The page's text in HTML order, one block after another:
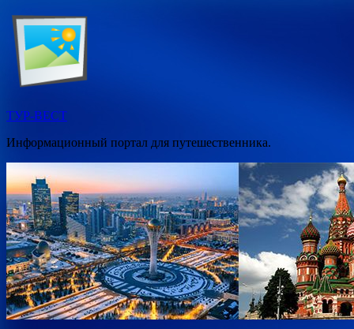
Перейти
содержимому
ТУР-ВЕСТ
Информационный портал для путешественника.